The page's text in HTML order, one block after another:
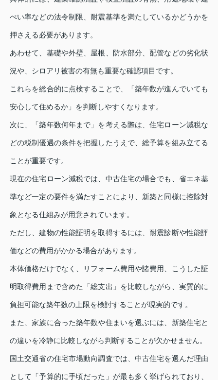
ぺい率などの法令制限、耐震基準を満たしているかどうかを
押さえる必要があります。
あわせて、基礎や外壁、屋根、防水部分、配管などの劣化状
況や、シロアリ被害の有無も重要な確認項目です。
これらを総合的に点検することで、「築年数が進んでいても
安心して住めるか」を判断しやすくなります。
次に、「築年数何年まで」を考える際は、住宅ローン減税な
どの税制優遇の条件を把握したうえで、総予算を組み立てる
ことが重要です。
現在の住宅ローン減税では、中古住宅の場合でも、省エネ基
準など一定の要件を満たすことにより、新築と同様に控除対
象となる仕組みが用意されています。
ただし、建物の性能証明を取得するには、耐震診断や性能評
価などの費用がかかる場合があります。
本体価格だけでなく、リフォーム費用や諸費用、こうした証
明取得費用まで含めた「総支出」を比較しながら、実質的に
負担可能な築年数の上限を検討することが現実的です。
また、家族に合った築年数や住まいを選ぶには、新築住宅と
の違いを冷静に比較しながら判断することが欠かせません。
国土交通省の住宅市場動向調査では、中古住宅を選んだ理由
として「予算的に手頃だった」が最も多く挙げられており、